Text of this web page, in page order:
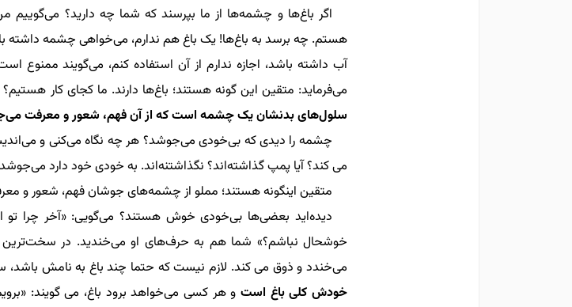
اگر باغ‌ها و چشمه‌ها از ما بپرسند که شما چه دارید؟
هستم. چه برسد به باغ‌ها! یک باغ هم ندارم، می‌خواهی چشمه داشته
آب داشته باشد، اجازه ندارم از آن استفاده کنم، می‌گویند ممنوع
می‌فرماید: متقین این گونه هستند؛ باغ‌ها دارند. ما کجای کار
سلول‌های بدنشان یک چشمه است که از آن فهم، شعور و معرفت
چشمه را دیدیکه بی‌خودی می‌جوشد؟ هر چه نگاه می‌کنی و
می کند؟ آیا پمپ گذاشته‌اند؟ نگذاشتنه‌اند. به خودی خود دارد می‌جوشد
متقین اینگونههستند؛ مملو از چشمه‌های جوشان فهم، شعور و
دیده‌اید بعضی‌ها بی‌خودی خوش هستند؟می‌گویی: «آخر چرا تو
خوشحال نباشم؟» شما هم به حرف‌های او می‌خندید. در
می‌خندد و ذوق می کند. لازم نیست که حتما چند باغ به نامش باشد،
خودش کلی باغ استو هر کسی می‌خواهد برود باغ، می گویند: